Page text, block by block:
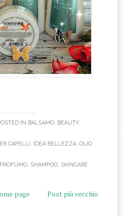
IN BALSAMO BEAUTY,
CAPELLI IDEA BELLEZZA OLIO
PROFUMO SHAMPOO SKINCARE
Post più vecchio
page